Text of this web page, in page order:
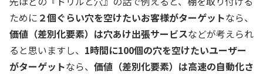
ために ２個ぐらい穴を空けたいお客様がターゲットなら、
価値（差別化要素）は穴あけ出張サービスなどが考えられ
ると思いますし、 1時間に100個の穴を空けたいユーザー
がターゲットなら、 価値（差別化要素）は高速の自動化さ